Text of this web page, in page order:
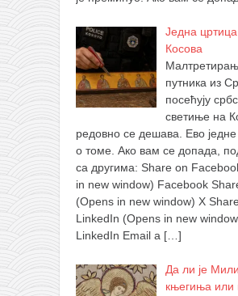
Једна
Косова
путника из
посећују
светиње на
редовно се дешава. Ево
о томе. Ако вам се допада,
са другима: Share on
in new window) Facebook
(Opens in new window) X
LinkedIn (Opens in new
LinkedIn Email a […]
Да ли је
књегиња или